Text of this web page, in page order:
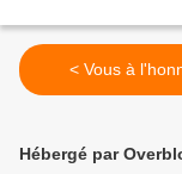
< Vous à
Hébergé par